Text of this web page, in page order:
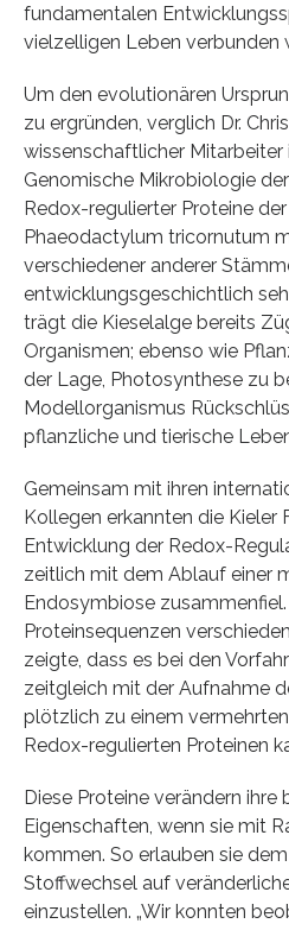
fundamentalen
vielzelligen Leben verbunden
Um den evolutionären
zu ergründen, verglich Dr.
wissenschaftlicher
Genomische Mikrobiologie
Redox-regulierter Proteine
Phaeodactylum tricornutum
verschiedener anderer
entwicklungsgeschichtlich
trägt die Kieselalge bereits
Organismen; ebenso wie
der Lage, Photosynthese zu
Modellorganismus
pflanzliche und tierische
Gemeinsam mit ihren
Kollegen erkannten die Kieler
Entwicklung der Redox-
zeitlich mit dem Ablauf einer
Endosymbiose
Proteinsequenzen
zeigte, dass es bei den
zeitgleich mit der Aufnahme
plötzlich zu einem
Redox-regulierten Proteinen
Diese Proteine verändern ihre
Eigenschaften, wenn sie mit
kommen. So erlauben sie
Stoffwechsel auf
einzustellen. „Wir konnten